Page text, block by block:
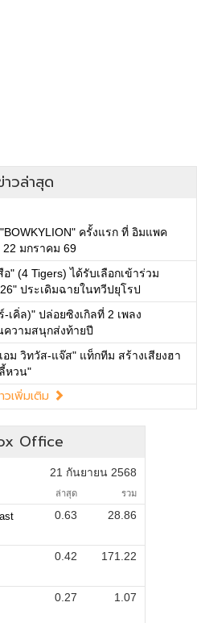
าวล่าสุด
ครั้งแรก ที่ อิมแพค
มกราคม 69
" (4 Tigers) ได้รับเลือกเข้าร่วม
ประเดิมฉายในทวีปยุโรป
เคิ่ล)" ปล่อยซิงเกิลที่ 2 เพลง
ความสนุกส่งท้ายปี
ม วิทวัส-แจ๊ส" แท็กทีม สร้างเสียงฮา
หวน"
วเพิ่มเติม
Office
21 กันยายน 2568
ล่าสุด รวม
0.63 28.86
0.42 171.22
0.27 1.07